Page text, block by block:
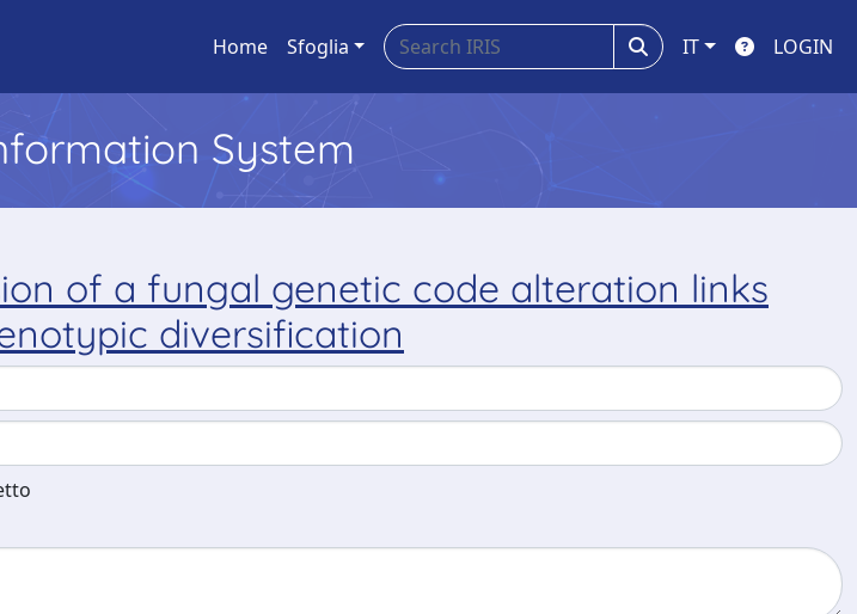
Home Sfoglia IT LOGIN
System
of a fungal genetic code alteration links
diversification